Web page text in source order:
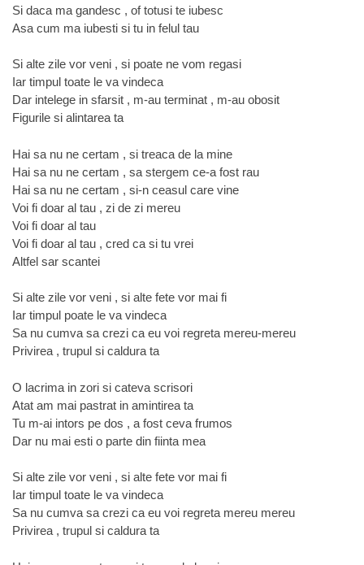
Si daca ma gandesc , of totusi te iubesc
Asa cum ma iubesti si tu in felul tau
Si alte zile vor veni , si poate ne vom regasi
Iar timpul toate le va vindeca
Dar intelege in sfarsit , m-au terminat , m-au obosit
Figurile si alintarea ta
Hai sa nu ne certam , si treaca de la mine
Hai sa nu ne certam , sa stergem ce-a fost rau
Hai sa nu ne certam , si-n ceasul care vine
Voi fi doar al tau , zi de zi mereu
Voi fi doar al tau
Voi fi doar al tau , cred ca si tu vrei
Altfel sar scantei
Si alte zile vor veni , si alte fete vor mai fi
Iar timpul poate le va vindeca
Sa nu cumva sa crezi ca eu voi regreta mereu-mereu
Privirea , trupul si caldura ta
O lacrima in zori si cateva scrisori
Atat am mai pastrat in amintirea ta
Tu m-ai intors pe dos , a fost ceva frumos
Dar nu mai esti o parte din fiinta mea
Si alte zile vor veni , si alte fete vor mai fi
Iar timpul toate le va vindeca
Sa nu cumva sa crezi ca eu voi regreta mereu mereu
Privirea , trupul si caldura ta